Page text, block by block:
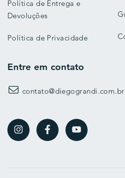
Política de Entrega e
Devoluções
Política de Privacidade
Entre em contato
contato@diegograndi.com.br